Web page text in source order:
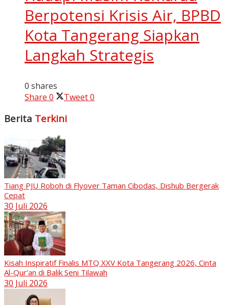
Berpotensi Krisis Air, BPBD
Kota Tangerang Siapkan
Langkah Strategis
0 shares
Share 0 Tweet0
Berita Terkini
Tiang PJU Roboh di Flyover Taman Cibodas, Dishub Bergerak
Cepat
30 Juli 2026
Kisah Inspiratif Finalis MTQ XXV Kota Tangerang 2026, Cinta
Al-Qur’an di Balik Seni Tilawah
30 Juli 2026